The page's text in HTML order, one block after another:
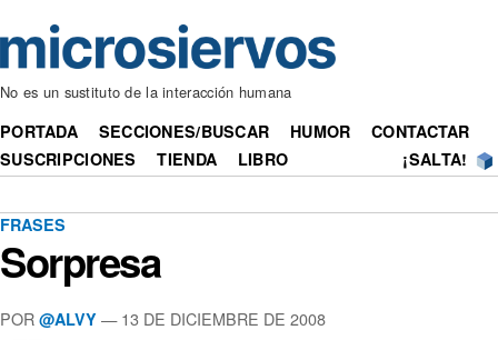
No es un sustituto de la interacción humana
PORTADA SECCIONES/BUSCAR HUMOR
CONTACTAR
SUSCRIPCIONES
TIENDA LIBRO ¡SALTA!
FRASES
Sorpresa
POR @ALVY — 13 DE DICIEMBRE DE 2008